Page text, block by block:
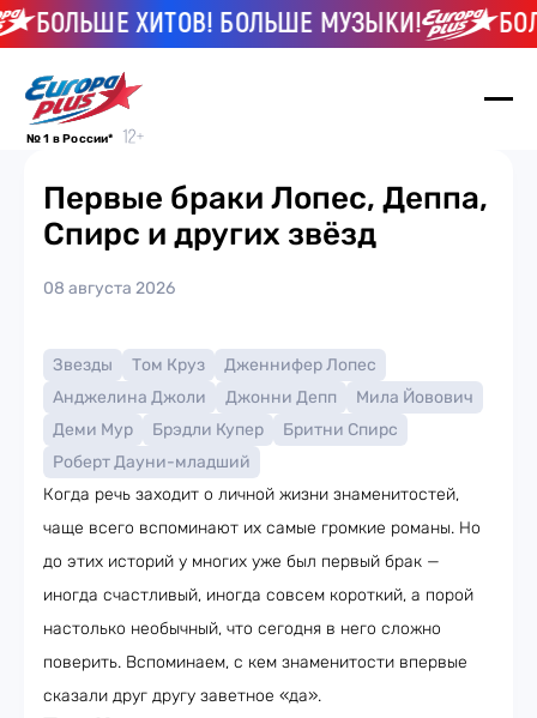
БОЛЬШЕ ХИТОВ! БОЛЬШЕ МУЗЫКИ!
№ 1 в России*
Первые браки Лопес, Деппа,
Спирс и других звёзд
08 августа 2026
Звезды Том Круз
Дженнифер Лопес
Анджелина Джоли
Джонни Депп
Мила Йовович
Деми Мур
Брэдли Купер
Бритни Спирс
Роберт Дауни-младший
Когда речь заходит о личной жизни знаменитостей,
чаще всего вспоминают их самые громкие романы. Но
до этих историй у многих уже был первый брак —
иногда счастливый, иногда совсем короткий, а порой
настолько необычный, что сегодня в него сложно
поверить. Вспоминаем, с кем знаменитости впервые
сказали друг другу заветное «да».